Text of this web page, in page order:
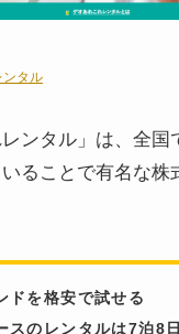
ンタル
レンタル」は、全国
ることで有名な株
ドを格安で試せる
スのレンタルは7泊8